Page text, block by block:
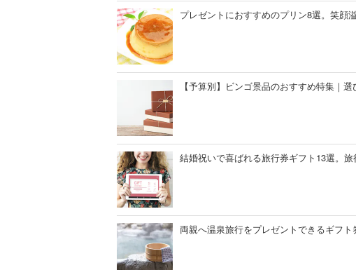
プレゼントにおすすめのプリン8選。笑顔
【予算別】ビンゴ景品のおすすめ特集｜
結婚祝いで喜ばれる旅行券ギフト13選。
両親へ温泉旅行をプレゼントできるギフ